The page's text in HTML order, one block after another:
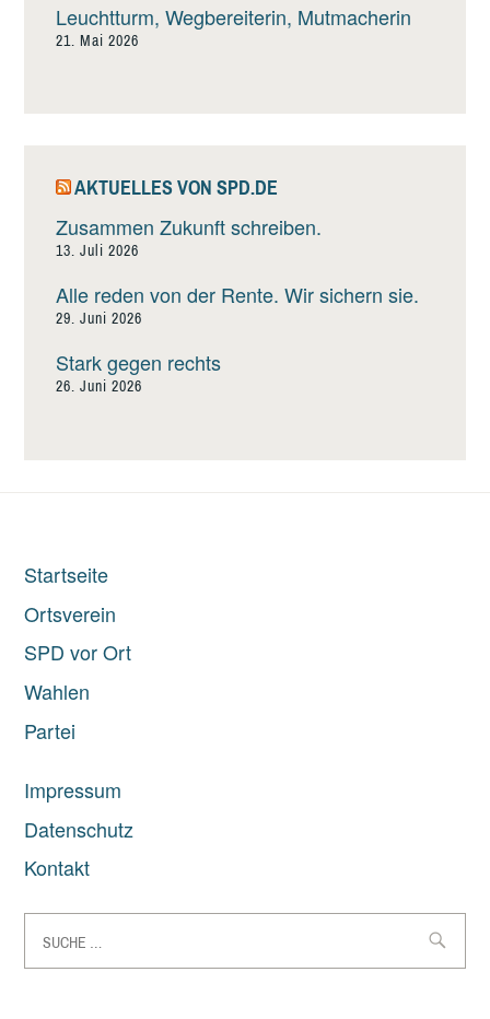
Leuchtturm, Wegbereiterin, Mutmacherin
21. Mai 2026
AKTUELLES VON SPD.DE
Zusammen Zukunft schreiben.
13. Juli 2026
Alle reden von der Rente. Wir sichern sie.
29. Juni 2026
Stark gegen rechts
26. Juni 2026
Startseite
Ortsverein
SPD vor Ort
Wahlen
Partei
Impressum
Datenschutz
Kontakt
nach: